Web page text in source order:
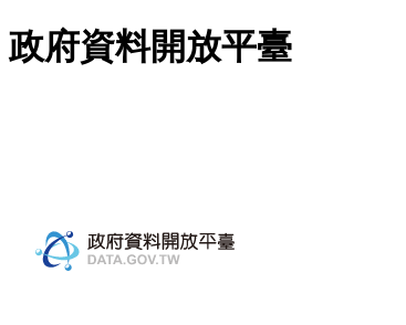
跳至主要內容
政府資料開放平臺